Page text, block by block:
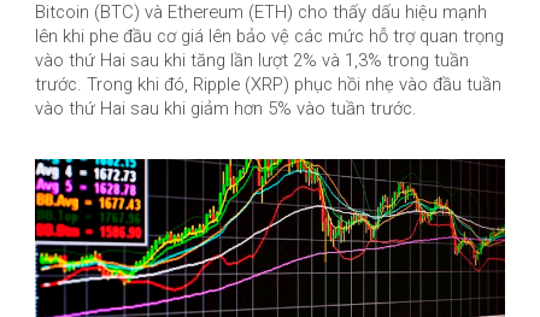
Bitcoin (BTC) và Ethereum (ETH) cho thấy dấu hiệu mạnh
lên khi phe đầu cơ giá lên bảo vệ các mức hỗ trợ quan trọng
vào thứ Hai sau khi tăng lần lượt 2% và 1,3% trong tuần
trước. Trong khi đó, Ripple (XRP) phục hồi nhẹ vào đầu tuần
vào thứ Hai sau khi giảm hơn 5% vào tuần trước.